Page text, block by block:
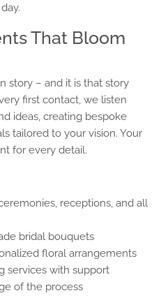
That Bloom
story – and it is that story
first contact, we listen
ideas, creating bespoke
tailored to your vision. Your
for every detail.
receptions, and all
bridal bouquets
floral arrangements
services with support
of the process